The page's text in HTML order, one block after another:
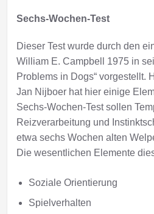
Sechs-Wochen-Test
Dieser Test wurde durch den
William E. Campbell 1975 in
Problems in Dogs“ vorgestellt.
Jan Nijboer hat hier einige
Sechs-Wochen-Test sollen
Reizverarbeitung und
etwa sechs Wochen alten
Die wesentlichen Elemente
Soziale Orientierung
Spielverhalten